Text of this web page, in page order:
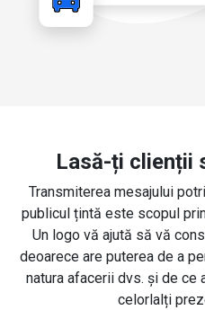
Lasă-ți clienții
Transmiterea mesajului
publicul țintă este scopul
Un logo vă ajută să vă
deoarece are puterea de a
natura afacerii dvs. și de ce
celorlalți